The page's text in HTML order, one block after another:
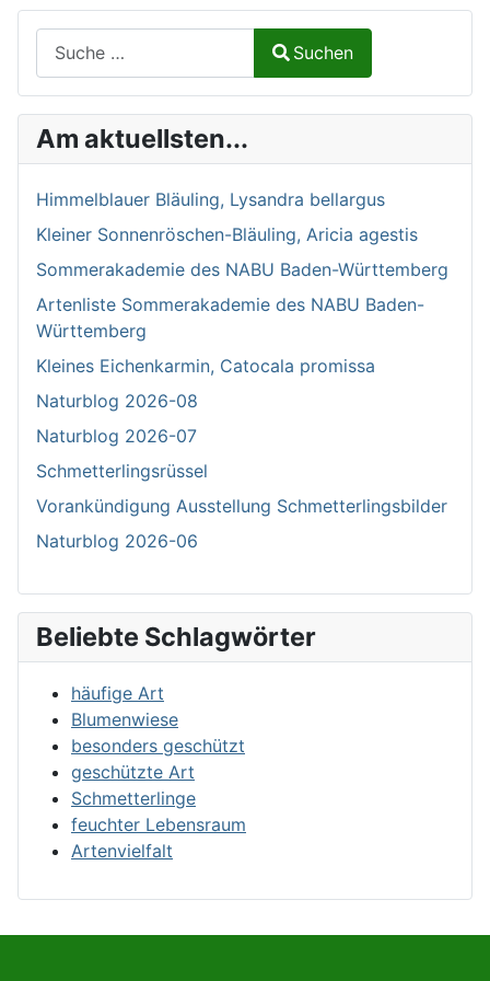
Suchen
Am aktuellsten...
Himmelblauer Bläuling, Lysandra bellargus
Kleiner Sonnenröschen-Bläuling, Aricia agestis
Sommerakademie des NABU Baden-Württemberg
Artenliste Sommerakademie des NABU Baden-
Württemberg
Kleines Eichenkarmin, Catocala promissa
Naturblog 2026-08
Naturblog 2026-07
Schmetterlingsrüssel
Vorankündigung Ausstellung Schmetterlingsbilder
Naturblog 2026-06
Beliebte Schlagwörter
häufige Art
Blumenwiese
besonders geschützt
geschützte Art
Schmetterlinge
feuchter Lebensraum
Artenvielfalt